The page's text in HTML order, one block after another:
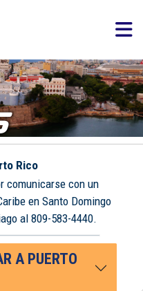
Rico
comunicarse con un
en Santo Domingo
al 809-583-4440.
A PUERTO